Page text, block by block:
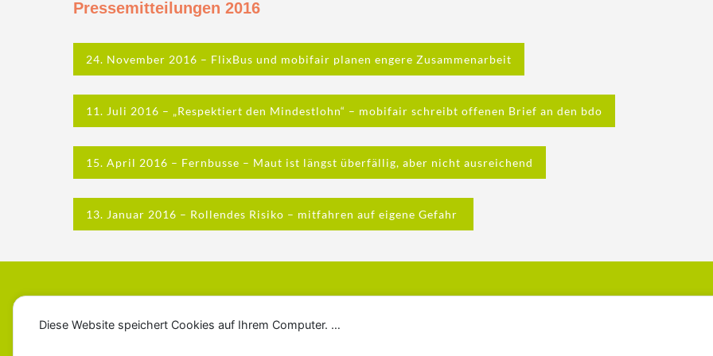
Pressemitteilungen 2016
24. November 2016 – FlixBus und mobifair planen engere Zusammenarbeit
11. Juli 2016 – „Respektiert den Mindestlohn“ – mobifair schreibt offenen Brief an den bdo
15. April 2016 – Fernbusse – Maut ist längst überfällig, aber nicht ausreichend
13. Januar 2016 – Rollendes Risiko – mitfahren auf eigene Gefahr
Impressum Datenschutzerklärung
Diese Website speichert Cookies auf Ihrem Computer. …